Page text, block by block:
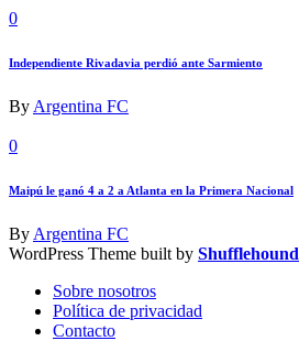
0
Independiente Rivadavia perdió ante Sarmiento
By Argentina FC
0
Maipú le ganó 4 a 2 a Atlanta en la Primera Nacional
By Argentina FC
WordPress Theme built by Shufflehound
Sobre nosotros
Política de privacidad
Contacto